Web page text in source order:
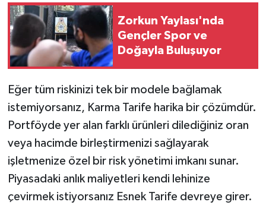
Zorkun Yaylası'nda
Gençler Spor ve
Doğayla Buluşuyor
Eğer tüm riskinizi tek bir modele bağlamak
istemiyorsanız, Karma Tarife harika bir çözümdür.
Portföyde yer alan farklı ürünleri dilediğiniz oran
veya hacimde birleştirmenizi sağlayarak
işletmenize özel bir risk yönetimi imkanı sunar.
Piyasadaki anlık maliyetleri kendi lehinize
çevirmek istiyorsanız Esnek Tarife devreye girer.